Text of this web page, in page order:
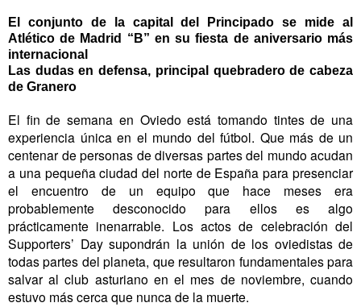
El conjunto de la capital del Principado se mide al
Atlético de Madrid “B” en su fiesta de aniversario más
internacional
Las dudas en defensa, principal quebradero de cabeza
de Granero
El fin de semana en Oviedo está tomando tintes de una
experiencia única en el mundo del fútbol. Que más de un
centenar de personas de diversas partes del mundo acudan
a una pequeña ciudad del norte de España para presenciar
el encuentro de un equipo que hace meses era
probablemente desconocido para ellos es algo
prácticamente inenarrable. Los actos de celebración del
Supporters’ Day supondrán la unión de los oviedistas de
todas partes del planeta, que resultaron fundamentales para
salvar al club asturiano en el mes de noviembre, cuando
estuvo más cerca que nunca de la muerte.